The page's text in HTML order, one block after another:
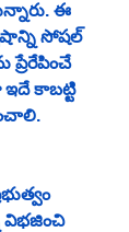
ఈ
సోషల్
ప్రేరేపించే
ఇదే కాబట్టి